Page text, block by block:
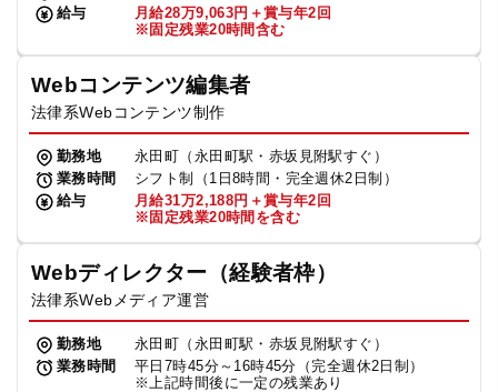
給与
月給28万9,063円＋賞与年2回
※固定残業20時間含む
Webコンテンツ編集者
法律系Webコンテンツ制作
勤務地
永田町（永田町駅・赤坂見附駅すぐ）
業務時間
シフト制（1日8時間・完全週休2日制）
給与
月給31万2,188円＋賞与年2回
※固定残業20時間を含む
Webディレクター（経験者枠）
法律系Webメディア運営
勤務地
永田町（永田町駅・赤坂見附駅すぐ）
業務時間
平日7時45分～16時45分（完全週休2日制）
※上記時間後に一定の残業あり